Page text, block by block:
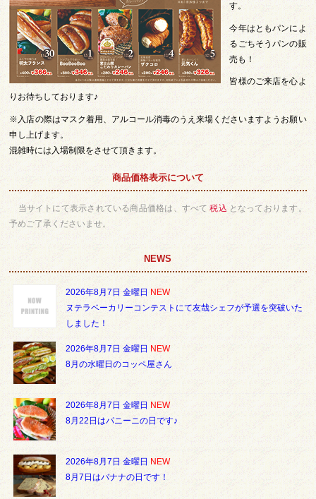
す。
今年はともパンによ
るごちそうパンの販
売も！
皆様のご来店を心よ
りお待ちしております♪
※入店の際はマスク着用、アルコール消毒のうえ来場くださいますようお願い
申し上げます。
混雑時には入場制限をさせて頂きます。
商品価格表示について
当サイトにて表示されている商品価格は、すべて 税込 となっております。
予めご了承くださいませ。
NEWS
2026年8月7日 金曜日 NEW
ヌテラベーカリーコンテストにて友哉シェフが予選を突破いた
しました！
2026年8月7日 金曜日 NEW
8月の水曜日のコッペ屋さん
2026年8月7日 金曜日 NEW
8月22日はパニーニの日です♪
2026年8月7日 金曜日 NEW
8月7日はバナナの日です！